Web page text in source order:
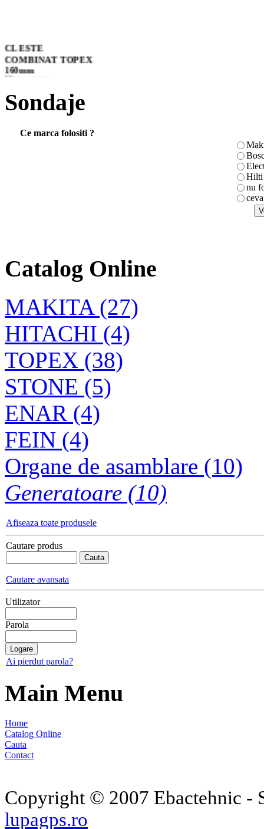
CLESTE
COMBINAT TOPEX
160mm
Ciocan rotopercutor
Trifazate - SH 7500
TS
JS3200*
Sondaje
Ce marca folositi ?
Hilti
nu
Catalog Online
MAKITA (27)
HITACHI (4)
TOPEX (38)
STONE (5)
ENAR (4)
FEIN (4)
Organe de asamblare (10)
Generatoare (10)
Afiseaza toate produsele
Cautare produs
Cautare avansata
Utilizator
Parola
Ai pierdut parola?
Main Menu
Home
Catalog Online
Cauta
Contact
Copyright © 2007 Ebactehnic -
lupagps.ro